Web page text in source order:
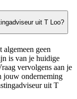
uit T Loo?
algemeen geen
is van je huidige
vervolgens aan je
jouw onderneming
uit T